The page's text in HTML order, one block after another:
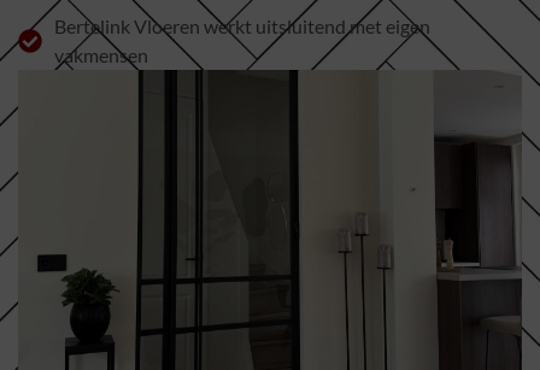
Bertelink Vloeren werkt uitsluitend met eigen
vakmensen